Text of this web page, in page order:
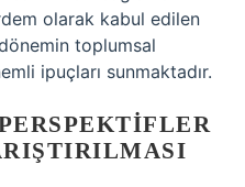
olarak kabul edilen
toplumsal
ipuçları sunmaktadır.